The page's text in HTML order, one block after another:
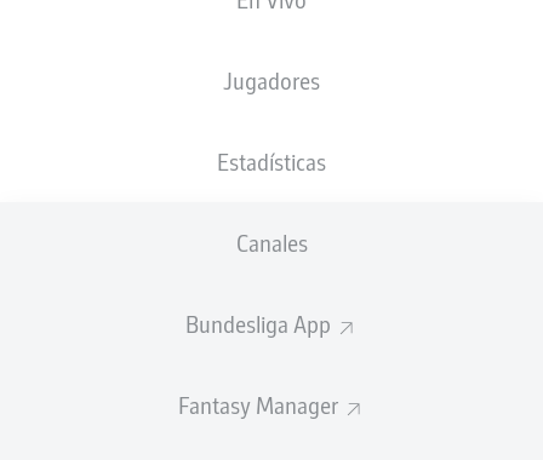
Jugadores
Estadísticas
Canales
Bundesliga App
Fantasy Manager
NACIÓN
17.07.1988